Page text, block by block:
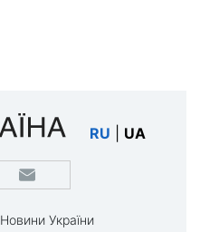
RU UA
Новини України